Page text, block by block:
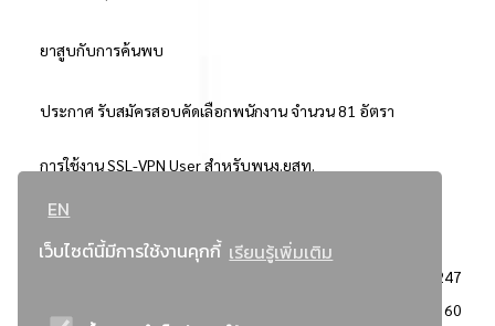
EN
เว็บไซต์นี้มีการใช้งานคุกกี้ เรียนรู้เพิ่มเติม
ยาสูบกับการค้นพบ
ประกาศ รับสมัครสอบคัดเลือกพนักงาน จำนวน 81 อัตรา
การใช้งาน SSL-VPN User สำหรับพนง.ยสท.
..ยอดนิยม..
3247
2360